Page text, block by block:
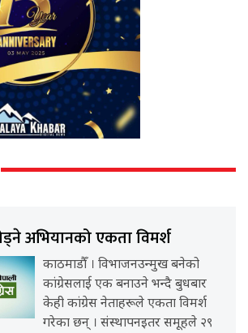
अभियानको एकता विमर्श
काठमाडौँ । विभाजनउन्मुख बनेको
कांग्रेसलाई एक बनाउने भन्दै बुधबार
केही कांग्रेस नेताहरूले एकता विमर्श
गरेका छन् । संस्थापनइतर समूहले २९